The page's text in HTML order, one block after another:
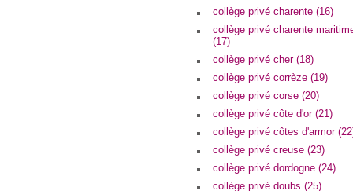
collège privé charente (16)
collège privé charente
(17)
collège privé cher (18)
collège privé corrèze (19)
collège privé corse (20)
collège privé côte d'or (21)
collège privé côtes d'armor
collège privé creuse (23)
collège privé dordogne (24)
collège privé doubs (25)